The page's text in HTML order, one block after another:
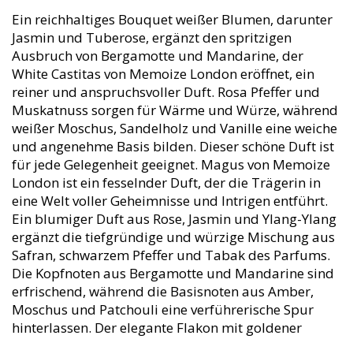
Ein reichhaltiges Bouquet weißer Blumen, darunter
Jasmin und Tuberose, ergänzt den spritzigen
Ausbruch von Bergamotte und Mandarine, der
White Castitas von Memoize London eröffnet, ein
reiner und anspruchsvoller Duft. Rosa Pfeffer und
Muskatnuss sorgen für Wärme und Würze, während
weißer Moschus, Sandelholz und Vanille eine weiche
und angenehme Basis bilden. Dieser schöne Duft ist
für jede Gelegenheit geeignet. Magus von Memoize
London ist ein fesselnder Duft, der die Trägerin in
eine Welt voller Geheimnisse und Intrigen entführt.
Ein blumiger Duft aus Rose, Jasmin und Ylang-Ylang
ergänzt die tiefgründige und würzige Mischung aus
Safran, schwarzem Pfeffer und Tabak des Parfums.
Die Kopfnoten aus Bergamotte und Mandarine sind
erfrischend, während die Basisnoten aus Amber,
Moschus und Patchouli eine verführerische Spur
hinterlassen. Der elegante Flakon mit goldener